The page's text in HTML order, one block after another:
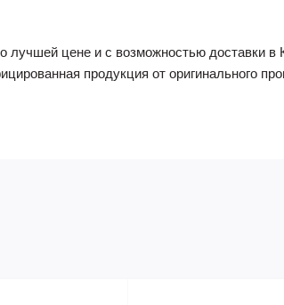
цене и с возможностью доставки в
продукция от оригинального